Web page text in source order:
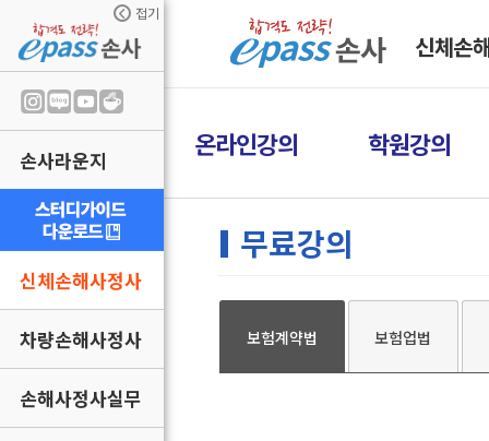
접기
손사라운지
신체손해사정사
차량손해사정사
손해사정사실무
신체손
온라인강의 학원강의
무료강의
보험계약법 보험업법